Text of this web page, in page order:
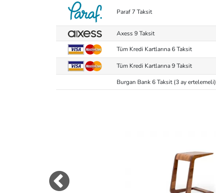
Paraf 7 Taksit
Axess 9 Taksit
Tüm Kredi Kartlarına 6 Taksit
Tüm Kredi Kartlarına 9 Taksit
Burgan Bank 6 Taksit (3 ay ertelemeli)